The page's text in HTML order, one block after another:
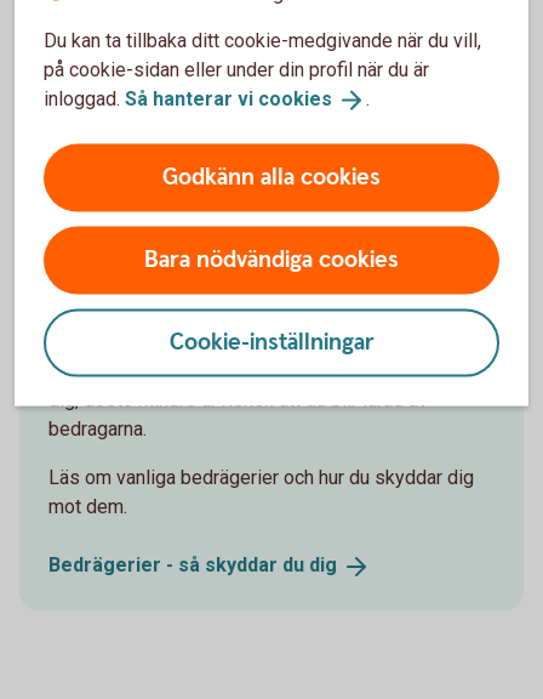
det genom att klicka på Rapportera skräp som ligger
längst ner i sms:et under "Avsändaren finns inte i din
kontaktlista". På så sätt hjälper du din
Så skyddar du dig mot bedrägerier
Bedrägerier via sms och mejl, på nätet, telefon och
sociala medier är tyvärr vanliga. Men ju mer du lär
bedragarna.
Läs om vanliga bedrägerier och hur du skyddar dig
mot dem.
Bedrägerier - så skyddar du dig
Du kan ta tillbaka ditt cookie-medgivande när du vill,
på cookie-sidan eller under din profil när du är
inloggad. Så hanterar vi cookies .
Godkänn alla cookies
Bara nödvändiga cookies
Cookie-inställningar